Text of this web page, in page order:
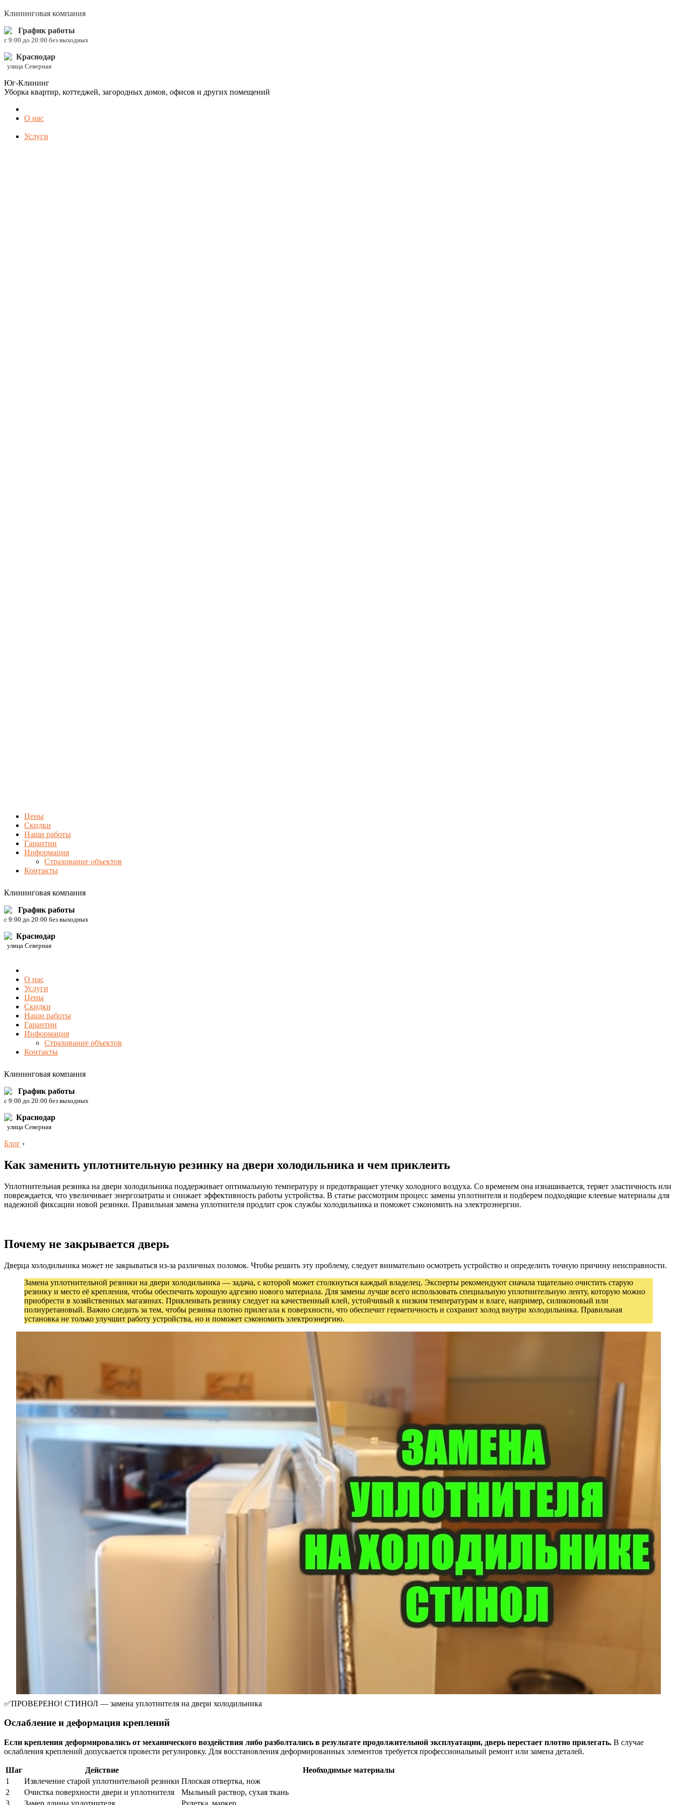
Клининговая компания
График работы
c 9:00 до 20:00 без выходных
Краснодар
улица Северная
Юг-Клининг
Уборка квартир, коттеджей, загородных домов, офисов и других помещений
О нас
Услуги
Цены
Скидки
Наши работы
Гарантии
Информация
Страхование объектов
Контакты
Клининговая компания
График работы
c 9:00 до 20:00 без выходных
Краснодар
улица Северная
О нас
Услуги
Цены
Скидки
Наши работы
Гарантии
Информация
Страхование объектов
Контакты
Клининговая компания
График работы
c 9:00 до 20:00 без выходных
Краснодар
улица Северная
Блог ›
Как заменить уплотнительную резинку на двери холодильника и чем приклеить
Уплотнительная резинка на двери холодильника поддерживает оптимальную температуру и предотвращает утечку холодного воздуха. Со временем она изнашивается, теряет эластичность или
повреждается, что увеличивает энергозатраты и снижает эффективность работы устройства. В статье рассмотрим процесс замены уплотнителя и подберем подходящие клеевые материалы для
надежной фиксации новой резинки. Правильная замена уплотнителя продлит срок службы холодильника и поможет сэкономить на электроэнергии.
Почему не закрывается дверь
Дверца холодильника может не закрываться из-за различных поломок. Чтобы решить эту проблему, следует внимательно осмотреть устройство и определить точную причину неисправности.
Замена уплотнительной резинки на двери холодильника — задача, с которой может столкнуться каждый владелец. Эксперты рекомендуют сначала тщательно очистить старую
резинку и место её крепления, чтобы обеспечить хорошую адгезию нового материала. Для замены лучше всего использовать специальную уплотнительную ленту, которую можно
приобрести в хозяйственных магазинах. Приклеивать резинку следует на качественный клей, устойчивый к низким температурам и влаге, например, силиконовый или
полиуретановый. Важно следить за тем, чтобы резинка плотно прилегала к поверхности, что обеспечит герметичность и сохранит холод внутри холодильника. Правильная
установка не только улучшит работу устройства, но и поможет сэкономить электроэнергию.
✅ПРОВЕРЕНО! СТИНОЛ — замена уплотнителя на двери холодильника
Ослабление и деформация креплений
Если крепления деформировались от механического воздействия либо разболтались в результате продолжительной эксплуатации, дверь перестает плотно прилегать. В случае
ослабления креплений допускается провести регулировку. Для восстановления деформированных элементов требуется профессиональный ремонт или замена деталей.
Шаг Действие
Необходимые материалы
1
Извлечение старой уплотнительной резинки Плоская отвертка, нож
2
Очистка поверхности двери и уплотнителя
Мыльный раствор, сухая ткань
3
Замер длины уплотнителя Рулетка, маркер